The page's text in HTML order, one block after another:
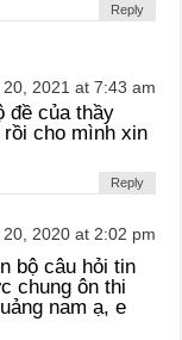
Reply
20, 2021 at 7:43 am
đề của thầy
cho mình xin
Reply
2020 at 2:02 pm
bộ câu hỏi tin
chung ôn thi
nam ạ, e